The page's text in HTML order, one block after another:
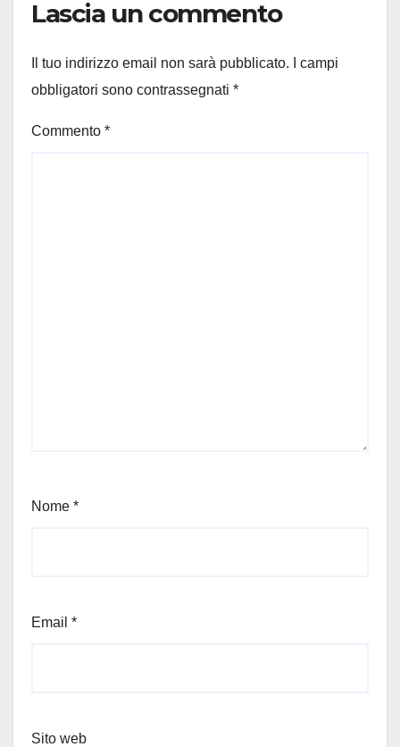
Lascia un commento
Il tuo indirizzo email non sarà pubblicato.
I campi
obbligatori sono contrassegnati *
Commento *
Nome *
Email *
Sito web